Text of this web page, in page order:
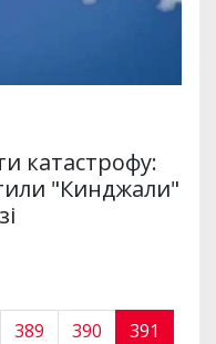
катастрофу:
"Кинджали"
389 390
391